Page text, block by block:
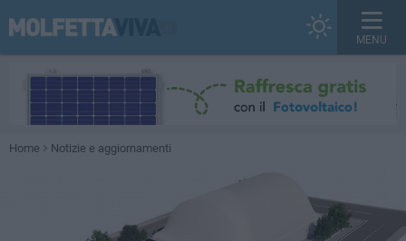
MENU
Home Notizie e aggiornamenti